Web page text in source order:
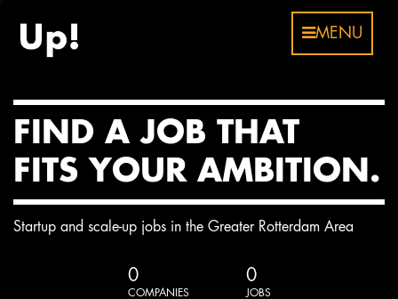
MENU
FIND A JOB THAT
FITS YOUR AMBITION.
Startup and scale-up jobs in the Greater Rotterdam Area
0
COMPANIES
0
JOBS